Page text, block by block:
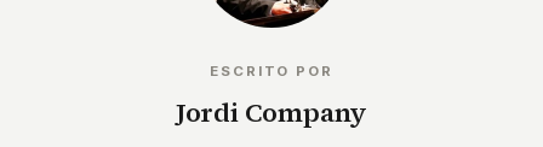
ESCRITO POR
Jordi Company